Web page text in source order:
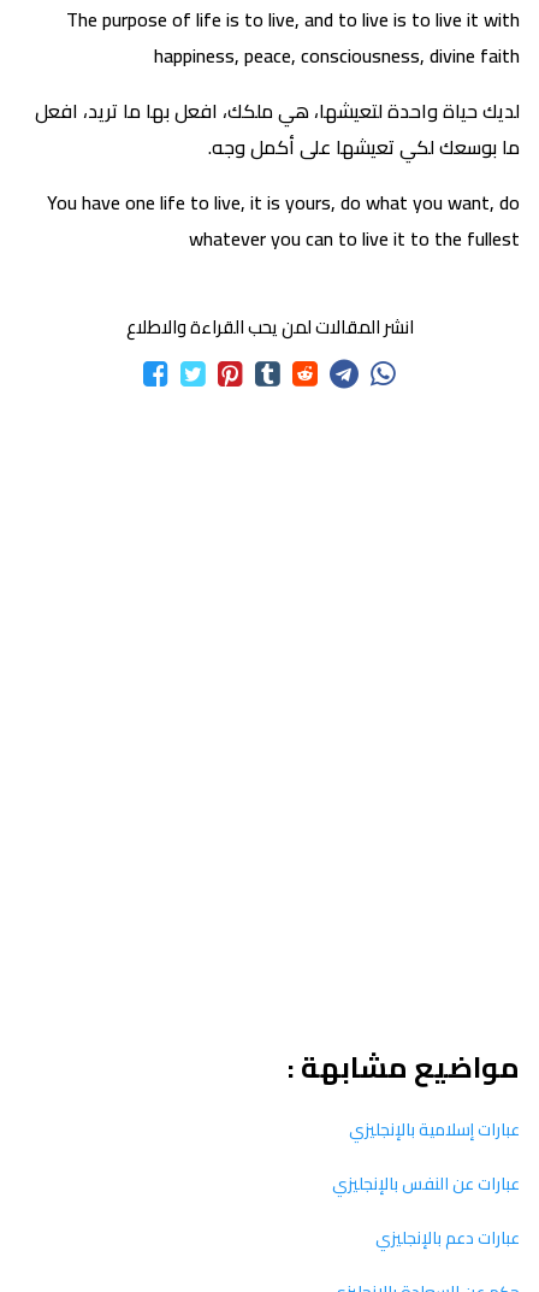
The purpose of life is to live, and to live is to live it with
happiness, peace, consciousness, divine faith
لديك حياة واحدة لتعيشها، هي ملكك، افعل بها ما تريد، افعل
ما بوسعك لكي تعيشها على أكمل وجه.
You have one life to live, it is yours, do what you want, do
whatever you can to live it to the fullest
انشر المقالات لمن يحب القراءة والاطلاع
مواضيع مشابهة :
عبارات إسلامية بالإنجليزي
عبارات عن النفس بالإنجليزي
عبارات دعم بالإنجليزي